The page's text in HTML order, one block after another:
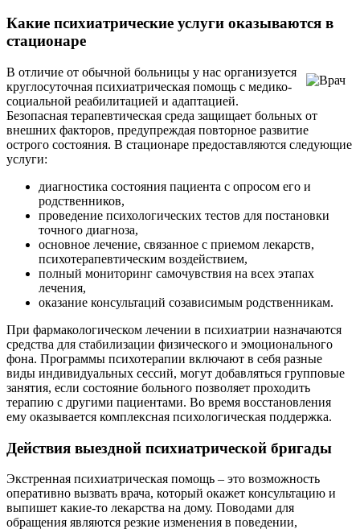
Какие психиатрические услуги оказываются в
стационаре
В отличие от обычной больницы у нас организуется
круглосуточная психиатрическая помощь с медико-
социальной реабилитацией и адаптацией.
Безопасная терапевтическая среда защищает больных от
внешних факторов, предупреждая повторное развитие
острого состояния. В стационаре предоставляются следующие
услуги:
диагностика состояния пациента с опросом его и
родственников,
проведение психологических тестов для постановки
точного диагноза,
основное лечение, связанное с приемом лекарств,
психотерапевтическим воздействием,
полный мониторинг самочувствия на всех этапах
лечения,
оказание консультаций созависимым родственникам.
При фармакологическом лечении в психиатрии назначаются
средства для стабилизации физического и эмоционального
фона. Программы психотерапии включают в себя разные
виды индивидуальных сессий, могут добавляться групповые
занятия, если состояние больного позволяет проходить
терапию с другими пациентами. Во время восстановления
ему оказывается комплексная психологическая поддержка.
Действия выездной психиатрической бригады
Экстренная психиатрическая помощь – это возможность
оперативно вызвать врача, который окажет консультацию и
выпишет какие-то лекарства на дому. Поводами для
обращения являются резкие изменения в поведении,